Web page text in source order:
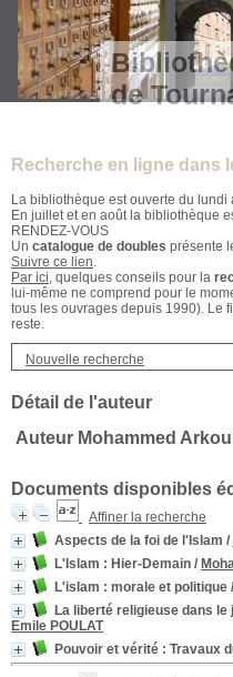
de
Recherche en ligne dans
La bibliothèque est ouverte du
En juillet et en août la bibliothèque
RENDEZ-VOUS
Un catalogue de doubles présente
Suivre ce lien.
Par ici, quelques conseils pour la
lui-même ne comprend pour le
tous les ouvrages depuis 1990). Le
reste.
Nouvelle recherche
Détail de l'auteur
Auteur Mohammed
Documents disponibles
Affiner la recherche
Aspects de la foi de l'Islam /
L'Islam : Hier-Demain /
L'islam : morale et politique /
La liberté religieuse dans
Emile POULAT
Pouvoir et vérité : Travaux